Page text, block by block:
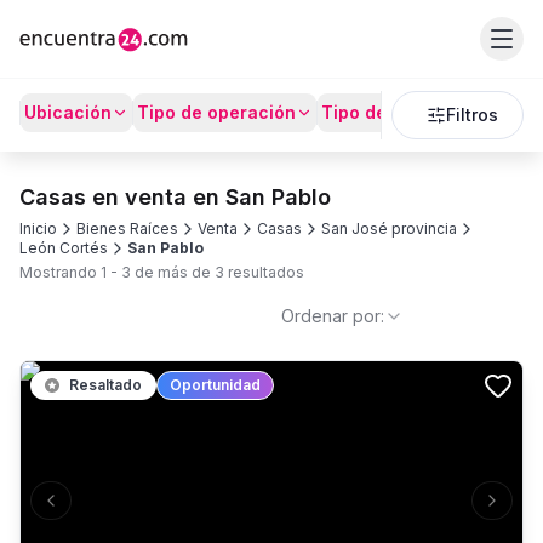
Ubicación Tipo de operación Tipo de Propiedad
Filtros
Casas en venta en San Pablo
Inicio Bienes Raíces Venta Casas
San José provincia
León Cortés
San Pablo
Mostrando 1 - 3 de más de 3 resultados
Ordenar por:
Previous slide Next
Resaltado Oportunidad